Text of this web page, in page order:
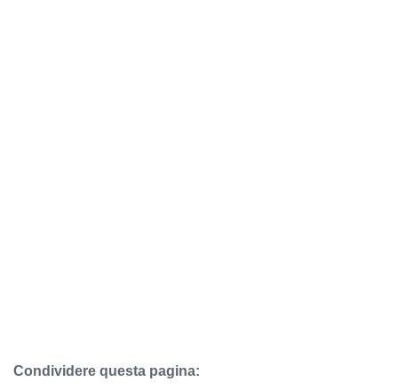
Condividere questa pagina: